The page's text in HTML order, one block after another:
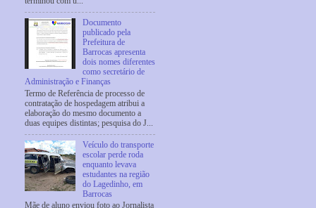
Documento
publicado pela
Prefeitura de
Barrocas apresenta
dois nomes diferentes
como secretário de
Administração e Finanças
Termo de Referência de processo de
contratação de hospedagem atribui a
elaboração do mesmo documento a
duas equipes distintas; pesquisa do J...
Veículo do transporte
escolar perde roda
enquanto levava
estudantes na região
do Lagedinho, em
Barrocas
Mãe de aluno enviou foto ao Jornalista